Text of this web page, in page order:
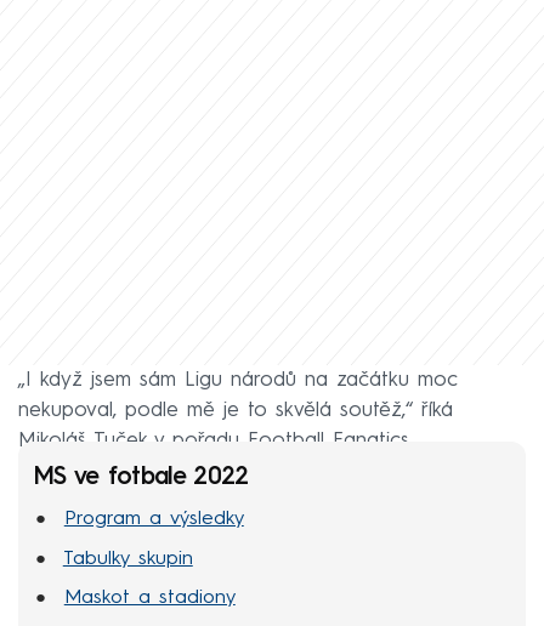
„I když jsem sám Ligu národů na začátku moc
nekupoval, podle mě je to skvělá soutěž,“ říká
Mikoláš Tuček v pořadu Football Fanatics.
MS ve fotbale 2022
Program a výsledky
Tabulky skupin
Maskot a stadiony